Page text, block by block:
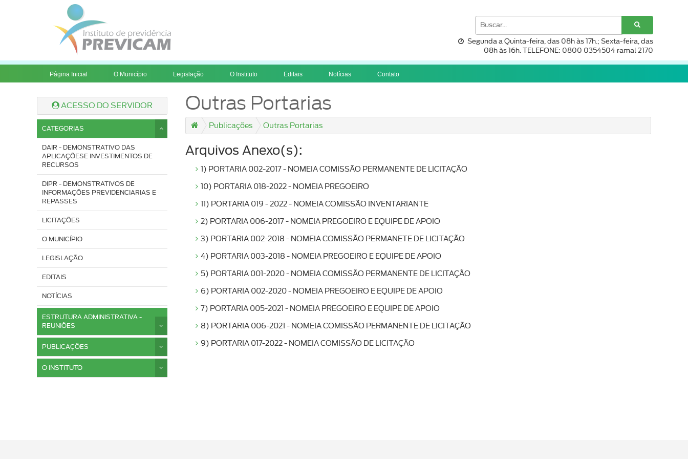
Segunda a Quinta-feira, das 08h às 17h.; Sexta-feira, das
08h às 16h. TELEFONE: 0800 0354504 ramal 2170
Página Inicial O Município Legislação O Instituto Editais Notícias Contato
ACESSO DO SERVIDOR
CATEGORIAS
DAIR - DEMONSTRATIVO DAS
APLICAÇÕESE INVESTIMENTOS DE
RECURSOS
DIPR - DEMONSTRATIVOS DE
INFORMAÇÕES PREVIDENCIARIAS E
REPASSES
LICITAÇÕES
O MUNICÍPIO
LEGISLAÇÃO
EDITAIS
NOTÍCIAS
ESTRUTURA ADMINISTRATIVA -
REUNIÕES
PUBLICAÇÕES
O INSTITUTO
Outras Portarias
Publicações Outras Portarias
Arquivos Anexo(s):
1) PORTARIA 002-2017 - NOMEIA COMISSÃO PERMANENTE DE LICITAÇÃO
10) PORTARIA 018-2022 - NOMEIA PREGOEIRO
11) PORTARIA 019 - 2022 - NOMEIA COMISSÃO INVENTARIANTE
2) PORTARIA 006-2017 - NOMEIA PREGOEIRO E EQUIPE DE APOIO
3) PORTARIA 002-2018 - NOMEIA COMISSÃO PERMANETE DE LICITAÇÃO
4) PORTARIA 003-2018 - NOMEIA PREGOEIRO E EQUIPE DE APOIO
5) PORTARIA 001-2020 - NOMEIA COMISSÃO PERMANENTE DE LICITAÇÃO
6) PORTARIA 002-2020 - NOMEIA PREGOEIRO E EQUIPE DE APOIO
7) PORTARIA 005-2021 - NOMEIA PREGOEIRO E EQUIPE DE APOIO
8) PORTARIA 006-2021 - NOMEIA COMISSÃO PERMANENTE DE LICITAÇÃO
9) PORTARIA 017-2022 - NOMEIA COMISSÃO DE LICITAÇÃO